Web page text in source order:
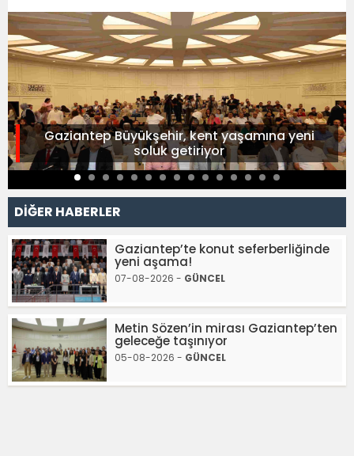
Gaziantep Büyükşehir, kent yaşamına yeni
soluk getiriyor
DİĞER HABERLER
Gaziantep’te konut seferberliğinde
yeni aşama!
07-08-2026 - GÜNCEL
Metin Sözen’in mirası Gaziantep’ten
geleceğe taşınıyor
05-08-2026 - GÜNCEL